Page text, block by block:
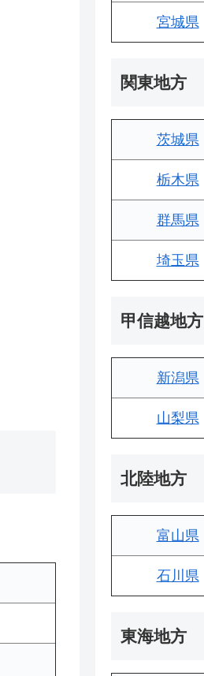
宮城県
関東地方
茨城県
栃木県
群馬県
埼玉県
甲信越地方
新潟県
山梨県
北陸地方
富山県
石川県
東海地方